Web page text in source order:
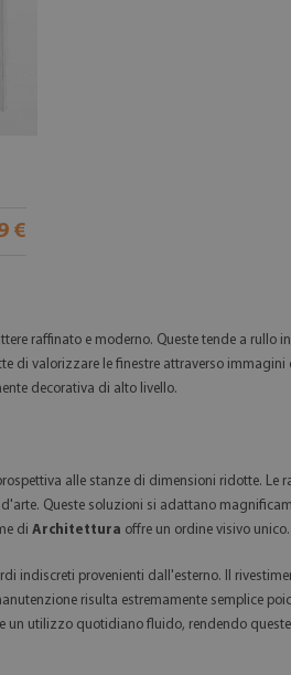
€
raffinato e moderno. Queste tende a rullo
valorizzare le finestre attraverso
decorativa di alto livello.
alle stanze di dimensioni ridotte.
Queste soluzioni si adattano
di Architettura offre un ordine visivo unico.
indiscreti provenienti dall'esterno. Il
risulta estremamente semplice
un utilizzo quotidiano fluido, rendendo